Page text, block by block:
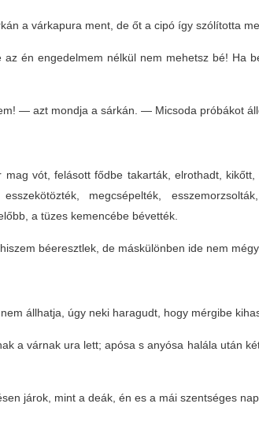
a várkapura ment, de őt a cipó így szólította
én engedelmem nélkül nem mehetsz bé! Ha
— azt mondja a sárkán. — Micsoda próbákot
vót, felásott fődbe takarták, elrothadt,
megcsépelték,
a tüzes kemencébe bévették.
béeresztlek, de máskülönben ide nem
állhatja, úgy neki haragudt, hogy mérgibe
a várnak ura lett; apósa s anyósa halála után
járok, mint a deák, én es a mái szentséges